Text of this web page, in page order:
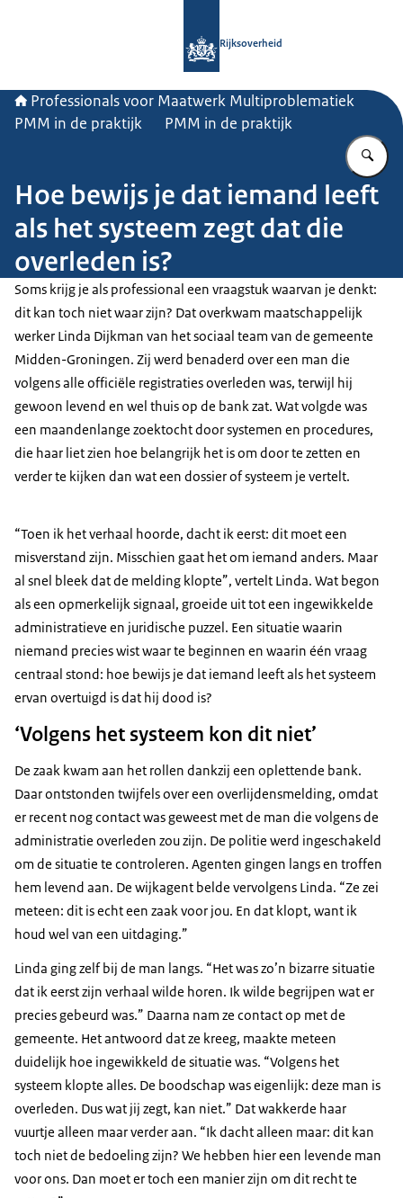
Rijksoverheid
Professionals voor Maatwerk Multiproblematiek
PMM in de praktijk
PMM in de praktijk
Hoe bewijs je dat iemand leeft
als het systeem zegt dat die
overleden is?
Soms krijg je als professional een vraagstuk waarvan je denkt:
dit kan toch niet waar zijn? Dat overkwam maatschappelijk
werker Linda Dijkman van het sociaal team van de gemeente
Midden-Groningen. Zij werd benaderd over een man die
volgens alle officiële registraties overleden was, terwijl hij
gewoon levend en wel thuis op de bank zat. Wat volgde was
een maandenlange zoektocht door systemen en procedures,
die haar liet zien hoe belangrijk het is om door te zetten en
verder te kijken dan wat een dossier of systeem je vertelt.
“Toen ik het verhaal hoorde, dacht ik eerst: dit moet een
misverstand zijn. Misschien gaat het om iemand anders. Maar
al snel bleek dat de melding klopte”, vertelt Linda. Wat begon
als een opmerkelijk signaal, groeide uit tot een ingewikkelde
administratieve en juridische puzzel. Een situatie waarin
niemand precies wist waar te beginnen en waarin één vraag
centraal stond: hoe bewijs je dat iemand leeft als het systeem
ervan overtuigd is dat hij dood is?
‘Volgens het systeem kon dit niet’
De zaak kwam aan het rollen dankzij een oplettende bank.
Daar ontstonden twijfels over een overlijdensmelding, omdat
er recent nog contact was geweest met de man die volgens de
administratie overleden zou zijn. De politie werd ingeschakeld
om de situatie te controleren. Agenten gingen langs en troffen
hem levend aan. De wijkagent belde vervolgens Linda. “Ze zei
meteen: dit is echt een zaak voor jou. En dat klopt, want ik
houd wel van een uitdaging.”
Linda ging zelf bij de man langs. “Het was zo’n bizarre situatie
dat ik eerst zijn verhaal wilde horen. Ik wilde begrijpen wat er
precies gebeurd was.” Daarna nam ze contact op met de
gemeente. Het antwoord dat ze kreeg, maakte meteen
duidelijk hoe ingewikkeld de situatie was. “Volgens het
systeem klopte alles. De boodschap was eigenlijk: deze man is
overleden. Dus wat jij zegt, kan niet.” Dat wakkerde haar
vuurtje alleen maar verder aan. “Ik dacht alleen maar: dit kan
toch niet de bedoeling zijn? We hebben hier een levende man
voor ons. Dan moet er toch een manier zijn om dit recht te